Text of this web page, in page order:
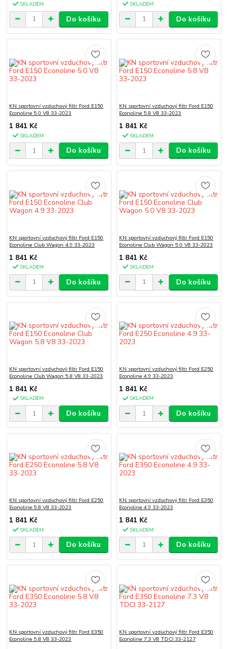
SKLADEM
Do košíku
SKLADEM
Do košíku
KN sportovní vzduchový filtr Ford E150
Econoline 5.0 V8 33-2023
1 841 Kč
SKLADEM
Do košíku
KN sportovní vzduchový filtr Ford E150
Econoline 5.8 V8 33-2023
1 841 Kč
SKLADEM
Do košíku
KN sportovní vzduchový filtr Ford E150
Econoline Club Wagon 4.9 33-2023
1 841 Kč
SKLADEM
Do košíku
KN sportovní vzduchový filtr Ford E150
Econoline Club Wagon 5.0 V8 33-2023
1 841 Kč
SKLADEM
Do košíku
KN sportovní vzduchový filtr Ford E150
Econoline Club Wagon 5.8 V8 33-2023
1 841 Kč
SKLADEM
Do košíku
KN sportovní vzduchový filtr Ford E250
Econoline 4.9 33-2023
1 841 Kč
SKLADEM
Do košíku
KN sportovní vzduchový filtr Ford E250
Econoline 5.8 V8 33-2023
1 841 Kč
SKLADEM
Do košíku
KN sportovní vzduchový filtr Ford E350
Econoline 4.9 33-2023
1 841 Kč
SKLADEM
Do košíku
KN sportovní vzduchový filtr Ford E350
Econoline 5.8 V8 33-2023
KN sportovní vzduchový filtr Ford E350
Econoline 7.3 V8 TDCI 33-2127